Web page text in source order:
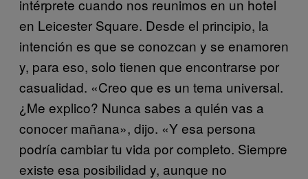
intérprete cuando nos reunimos en un hotel
en Leicester Square. Desde el principio, la
intención es que se conozcan y se enamoren
y, para eso, solo tienen que encontrarse por
casualidad. «Creo que es un tema universal.
¿Me explico? Nunca sabes a quién vas a
conocer mañana», dijo. «Y esa persona
podría cambiar tu vida por completo. Siempre
existe esa posibilidad y, aunque no